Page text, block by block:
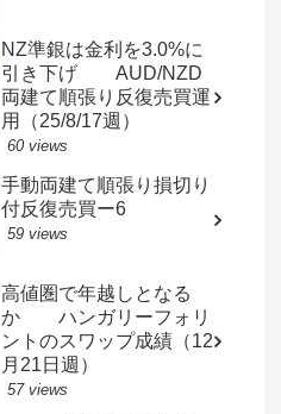
NZ準銀は金利を3.0%に
引き下げ AUD/NZD
両建て順張り反復売買運
用（25/8/17週）
60 views
手動両建て順張り損切り
付反復売買ー6
59 views
高値圏で年越しとなる
か ハンガリーフォリ
ントのスワップ成績（12
月21日週）
57 views